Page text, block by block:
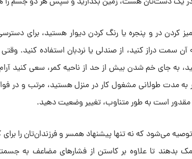
کردن در و پنجره یا رنگ کردن دیوار هستید، برای
سمت دراز کنید، از صندلی یا نردبان استفاده کنید. وقتی
به جای خم شدن بیش از حد از ناحیه کمر، سعی کنید آرام
به مدت طولانی مشغول کار در منزل هستید، مرتب و در
مقدور است به طور متناوب، تغییر وضعیت دهید.
توصیه می‌شود که نه تنها پیشنهاد همسر و فرزندان‌تان را
بدهند تا علاوه بر کاستن از فشارهای مضاعف به